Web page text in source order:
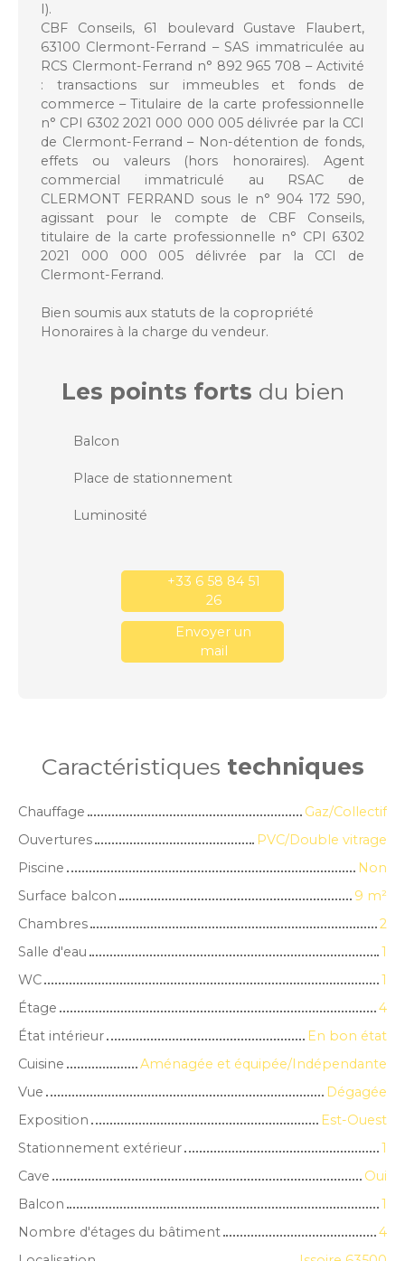
I).
CBF Conseils, 61 boulevard Gustave Flaubert,
63100 Clermont-Ferrand – SAS immatriculée au
RCS Clermont-Ferrand n° 892 965 708 – Activité
: transactions sur immeubles et fonds de
commerce – Titulaire de la carte professionnelle
n° CPI 6302 2021 000 000 005 délivrée par la CCI
de Clermont-Ferrand – Non-détention de fonds,
effets ou valeurs (hors honoraires). Agent
commercial immatriculé au RSAC de
CLERMONT FERRAND sous le n° 904 172 590,
agissant pour le compte de CBF Conseils,
titulaire de la carte professionnelle n° CPI 6302
2021 000 000 005 délivrée par la CCI de
Clermont-Ferrand.
Bien soumis aux statuts de la copropriété
Honoraires à la charge du vendeur.
Les points forts du bien
Balcon
Place de stationnement
Luminosité
+33 6 58 84 51
26
Envoyer un
mail
Caractéristiques techniques
Chauffage
Gaz/Collectif
Ouvertures
PVC/Double vitrage
Piscine
Non
Surface balcon
9 m²
Chambres
2
Salle d'eau
1
WC
1
Étage
4
État intérieur
En bon état
Cuisine
Aménagée et équipée/Indépendante
Vue
Dégagée
Exposition
Est-Ouest
Stationnement extérieur
1
Cave
Oui
Balcon
1
Nombre d'étages du bâtiment
4